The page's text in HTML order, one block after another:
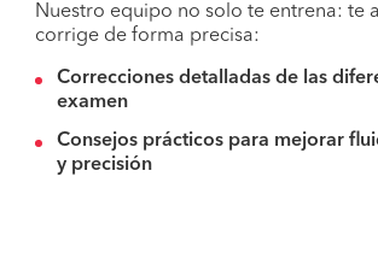
Nuestro equipo no solo te entrena: te
corrige de forma precisa:
Correcciones detalladas de las
examen
Consejos prácticos para mejorar
y precisión